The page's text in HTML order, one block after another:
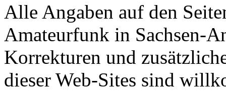
Alle Angaben auf den
Amateurfunk in Sachsen-
Korrekturen und
dieser Web-Sites sind